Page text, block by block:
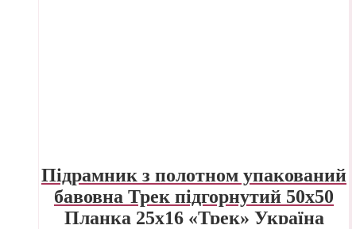
Підрамник з полотном упакований
бавовна Трек підгорнутий 50х50
Планка 25х16 «Трек» Україна